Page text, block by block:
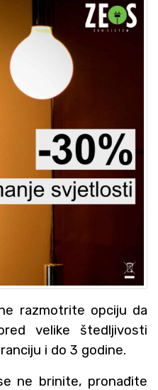
razmotrite opciju da
velike štedljivosti
i do 3 godine.
ne brinite, pronađite